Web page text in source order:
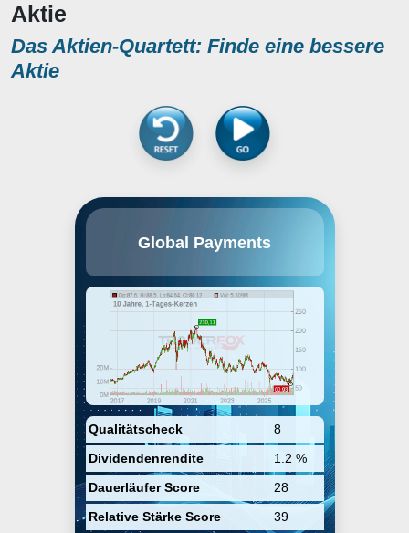
Aktie
Das Aktien-Quartett: Finde eine bessere
Aktie
Global Payments
Qualitätscheck
8
Dividendenrendite
1.2 %
Dauerläufer Score
28
Relative Stärke Score
39
elektronische
Handelsunternehmen,
unabhängige
Vertriebsorganisationen,
Finanzinstitute, Regierungen und
Konzerne in den USA, Europa,
Kanada und im Raum Asien-
Pazifik. Die Anwendungen werden
bei Kreditkarten eingesetzt, bei
elektronischen
Scheckübertragungen, bei
Geschenkkarten sowie bei
Verifizierungen und beim
Terminalmanagement. Hauptsitz
ist Atlanta, Georgia.